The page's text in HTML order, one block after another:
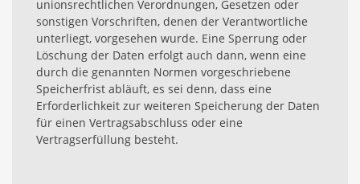
unionsrechtlichen Verordnungen, Gesetzen oder
sonstigen Vorschriften, denen der Verantwortliche
unterliegt, vorgesehen wurde. Eine Sperrung oder
Löschung der Daten erfolgt auch dann, wenn eine
durch die genannten Normen vorgeschriebene
Speicherfrist abläuft, es sei denn, dass eine
Erforderlichkeit zur weiteren Speicherung der Daten
für einen Vertragsabschluss oder eine
Vertragserfüllung besteht.